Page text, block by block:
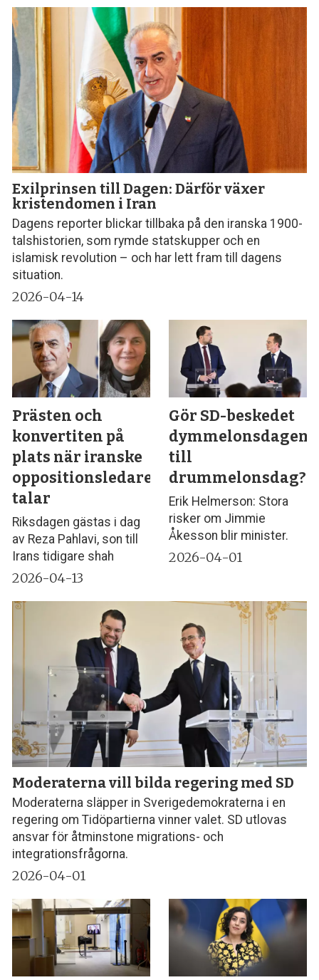
Exilprinsen till Dagen: Därför växer
kristendomen i Iran
Dagens reporter blickar tillbaka på den iranska 1900-
talshistorien, som rymde statskupper och en
islamisk revolution – och har lett fram till dagens
situation.
2026-04-14
Prästen och
konvertiten på
plats när iranske
oppositionsledaren
talar
Riksdagen gästas i dag
av Reza Pahlavi, son till
Irans tidigare shah
2026-04-13
Gör SD-beskedet
dymmelonsdagen
till
drummelonsdag?
Erik Helmerson: Stora
risker om Jimmie
Åkesson blir minister.
2026-04-01
Moderaterna vill bilda regering med SD
Moderaterna släpper in Sverigedemokraterna i en
regering om Tidöpartierna vinner valet. SD utlovas
ansvar för åtminstone migrations- och
integrationsfrågorna.
2026-04-01